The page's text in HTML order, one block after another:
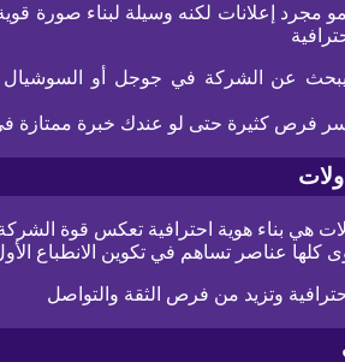
مجرد إعلانات لكنه وسيلة لبناء صورة
يبحث عن الشركة في جوجل أو السوشيال
فرص كثيرة حتى لو عندك خبرة ممتازة في
هي بناء هوية احترافية تعكس قوة
كلها عناصر تساهم في تكوين الانطباع
وتزيد من فرص الثقة والتواصل